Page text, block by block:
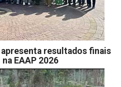
resultados finais
EAAP 2026